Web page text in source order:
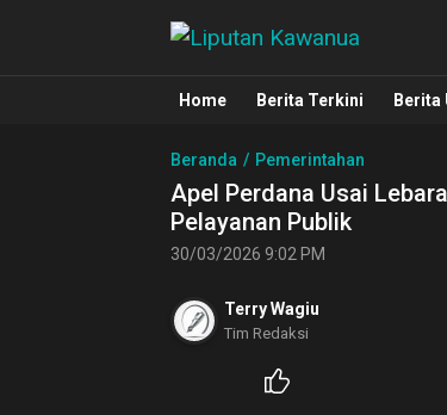
Liputan Kawanua
Berita Manado, Sulawesi
Home Berita Terkini Berita
Beranda Pemerintahan
Apel Perdana Usai
Pelayanan Publik
30/03/2026 9:02 PM
Terry Wagiu
Tim Redaksi